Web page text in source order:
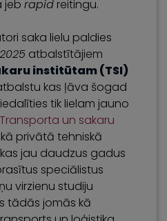
jeb rapid reitingu.
saka lielu paldies
atbalstītājiem
institūtam (TSI)
kas ļāva šogad
tik lielam jauno
Transporta un sakaru
privātā tehniskā
jau daudzus gadus
speciālistus
virzienu studiju
tādās jomās kā